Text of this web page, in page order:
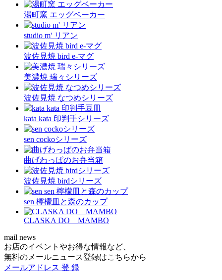
湯町窯 エッグベーカー
studio m' リアン
波佐見焼 bird e-マグ
美濃焼 瑞々シリーズ
波佐見焼 なつめシリーズ
kata kata 印判手シリーズ
sen cockoシリーズ
曲げわっぱのお弁当箱
波佐見焼 birdシリーズ
sen 檸檬皿と森のカップ
CLASKA DO MAMBO
mail news
お店のイベントやお得な情報など、
無料のメールニュース登録はこちらから
メールアドレス 登 録